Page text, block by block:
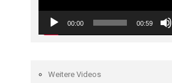
00:00 00:59
Weitere Videos